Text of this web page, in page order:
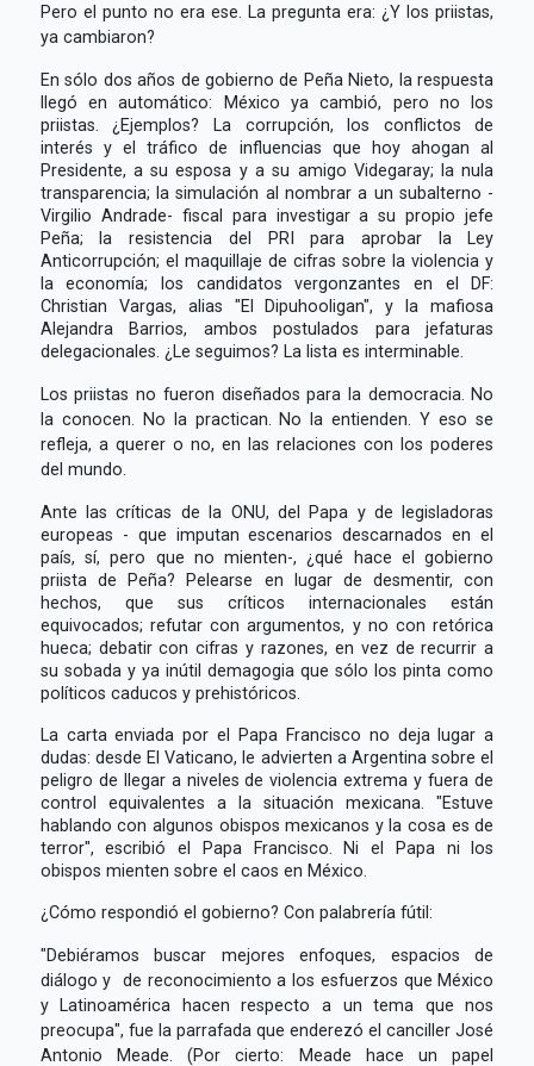
Pero el punto no era ese. La pregunta era: ¿Y los priistas,
ya cambiaron?
En sólo dos años de gobierno de Peña Nieto, la respuesta
llegó en automático: México ya cambió, pero no los
priistas. ¿Ejemplos? La corrupción, los conflictos de
interés y el tráfico de influencias que hoy ahogan al
Presidente, a su esposa y a su amigo Videgaray; la nula
transparencia; la simulación al nombrar a un subalterno -
Virgilio Andrade- fiscal para investigar a su propio jefe
Peña; la resistencia del PRI para aprobar la Ley
Anticorrupción; el maquillaje de cifras sobre la violencia y
la economía; los candidatos vergonzantes en el DF:
Christian Vargas, alias "El Dipuhooligan", y la mafiosa
Alejandra Barrios, ambos postulados para jefaturas
delegacionales. ¿Le seguimos? La lista es interminable.
Los priistas no fueron diseñados para la democracia. No
la conocen. No la practican. No la entienden. Y eso se
refleja, a querer o no, en las relaciones con los poderes
del mundo.
Ante las críticas de la ONU, del Papa y de legisladoras
europeas - que imputan escenarios descarnados en el
país, sí, pero que no mienten-, ¿qué hace el gobierno
priista de Peña? Pelearse en lugar de desmentir, con
hechos, que sus críticos internacionales están
equivocados; refutar con argumentos, y no con retórica
hueca; debatir con cifras y razones, en vez de recurrir a
su sobada y ya inútil demagogia que sólo los pinta como
políticos caducos y prehistóricos.
La carta enviada por el Papa Francisco no deja lugar a
dudas: desde El Vaticano, le advierten a Argentina sobre el
peligro de llegar a niveles de violencia extrema y fuera de
control equivalentes a la situación mexicana. "Estuve
hablando con algunos obispos mexicanos y la cosa es de
terror", escribió el Papa Francisco. Ni el Papa ni los
obispos mienten sobre el caos en México.
¿Cómo respondió el gobierno? Con palabrería fútil:
"Debiéramos buscar mejores enfoques, espacios de
diálogo y de reconocimiento a los esfuerzos que México
y Latinoamérica hacen respecto a un tema que nos
preocupa", fue la parrafada que enderezó el canciller José
Antonio Meade. (Por cierto: Meade hace un papel